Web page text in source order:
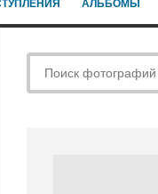
АЛЬБОМЫ